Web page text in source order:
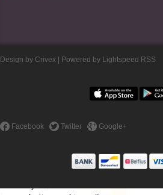
Design by Crivex | Powered by Lightspeed RSS
Facebook Twitter Google+